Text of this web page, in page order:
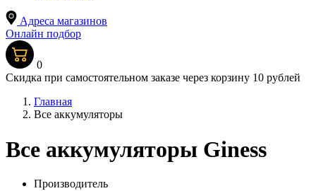
Адреса магазинов
Онлайн подбор
0
Скидка при самостоятельном заказе через корзину 10 рублей
Главная
Все аккумуляторы
Все аккумуляторы Giness
Производитель